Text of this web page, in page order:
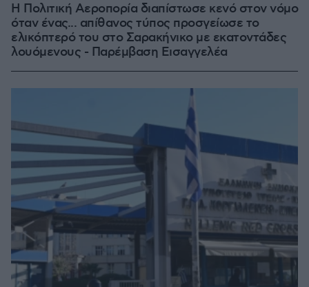
Η Πολιτική Αεροπορία διαπίστωσε κενό στον νόμο
όταν ένας... απίθανος τύπος προσγείωσε το
ελικόπτερό του στο Σαρακήνικο με εκατοντάδες
λουόμενους - Παρέμβαση Εισαγγελέα